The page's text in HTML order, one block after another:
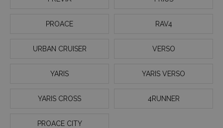
PROACE RAV4
URBAN CRUISER VERSO
YARIS YARIS VERSO
YARIS CROSS 4RUNNER
PROACE CITY